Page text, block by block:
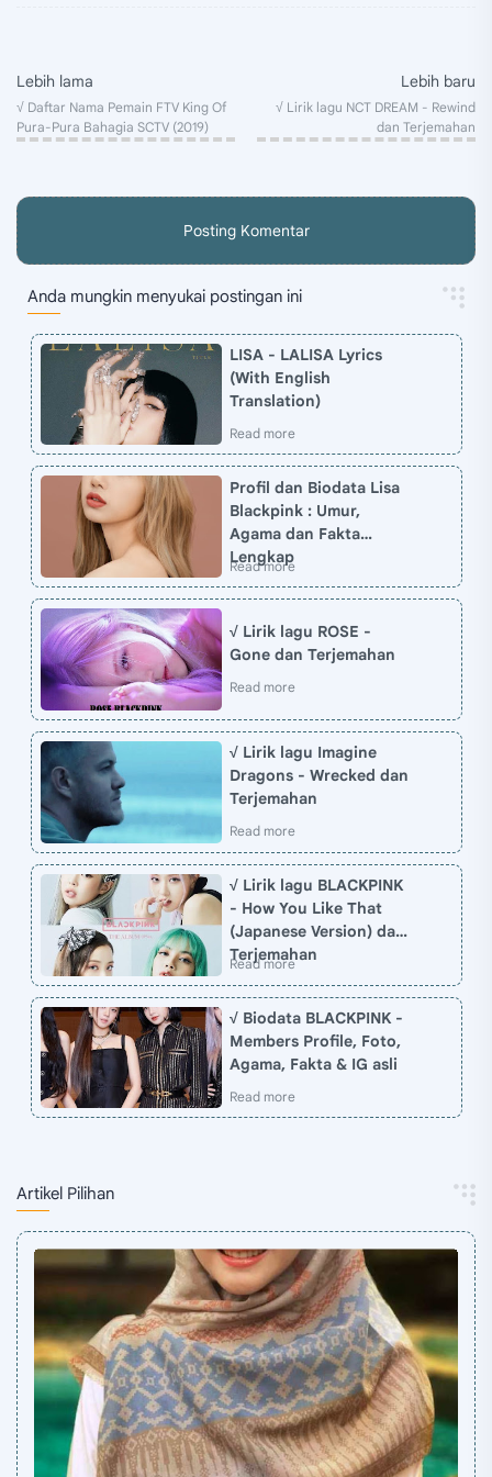
Posting Komentar
Anda mungkin menyukai postingan ini
LISA - LALISA Lyrics
(With English
Translation)
Profil dan Biodata Lisa
Blackpink : Umur,
Agama dan Fakta
Lengkap
√ Lirik lagu ROSE -
Gone dan Terjemahan
√ Lirik lagu Imagine
Dragons - Wrecked dan
Terjemahan
√ Lirik lagu BLACKPINK
- How You Like That
(Japanese Version) dan
Terjemahan
√ Biodata BLACKPINK -
Members Profile, Foto,
Agama, Fakta & IG asli
Artikel Pilihan